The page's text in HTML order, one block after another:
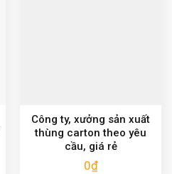
Công ty, xưởng sản xuất
thùng carton theo yêu
cầu, giá rẻ
0₫